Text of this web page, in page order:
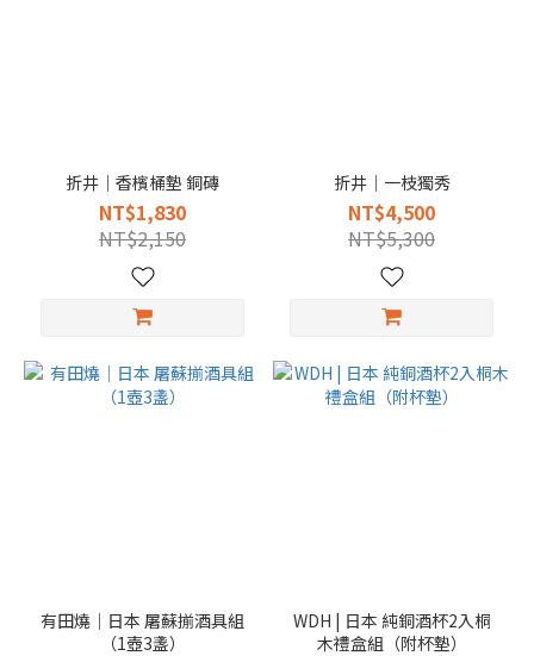
折井｜香檳桶墊 銅磚
NT$1,830
NT$2,150
折井｜一枝獨秀
NT$4,500
NT$5,300
有田燒｜日本 屠蘇揃酒具組
（1壺3盞）
WDH | 日本 純銅酒杯2入桐
木禮盒組（附杯墊）